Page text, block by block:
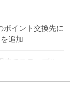
ポイント交換先に
追加
建てステーブル